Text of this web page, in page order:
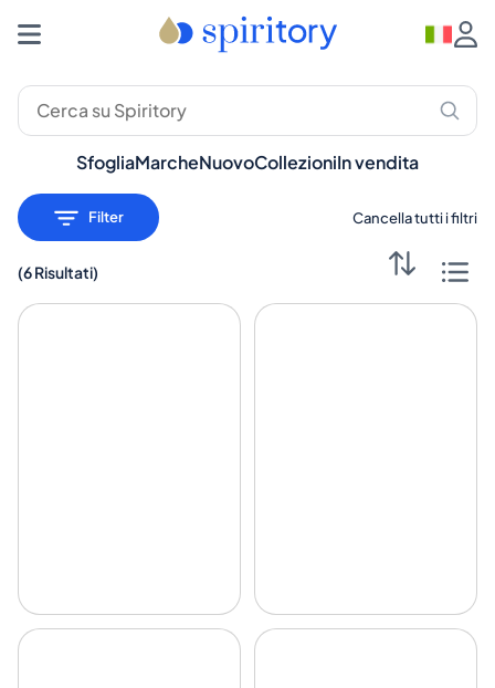
SfogliaMarcheNuovoCollezioniIn vendita
Filter Cancella tutti i filtri
(6 Risultati)
Distillati Premium: Whisky, Rum, Gin – Spiritory